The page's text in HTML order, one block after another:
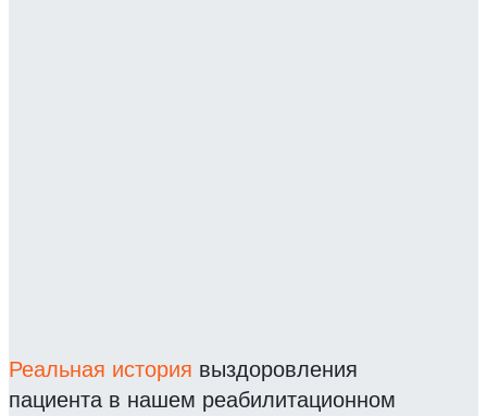
Реальная история выздоровления
пациента в нашем реабилитационном